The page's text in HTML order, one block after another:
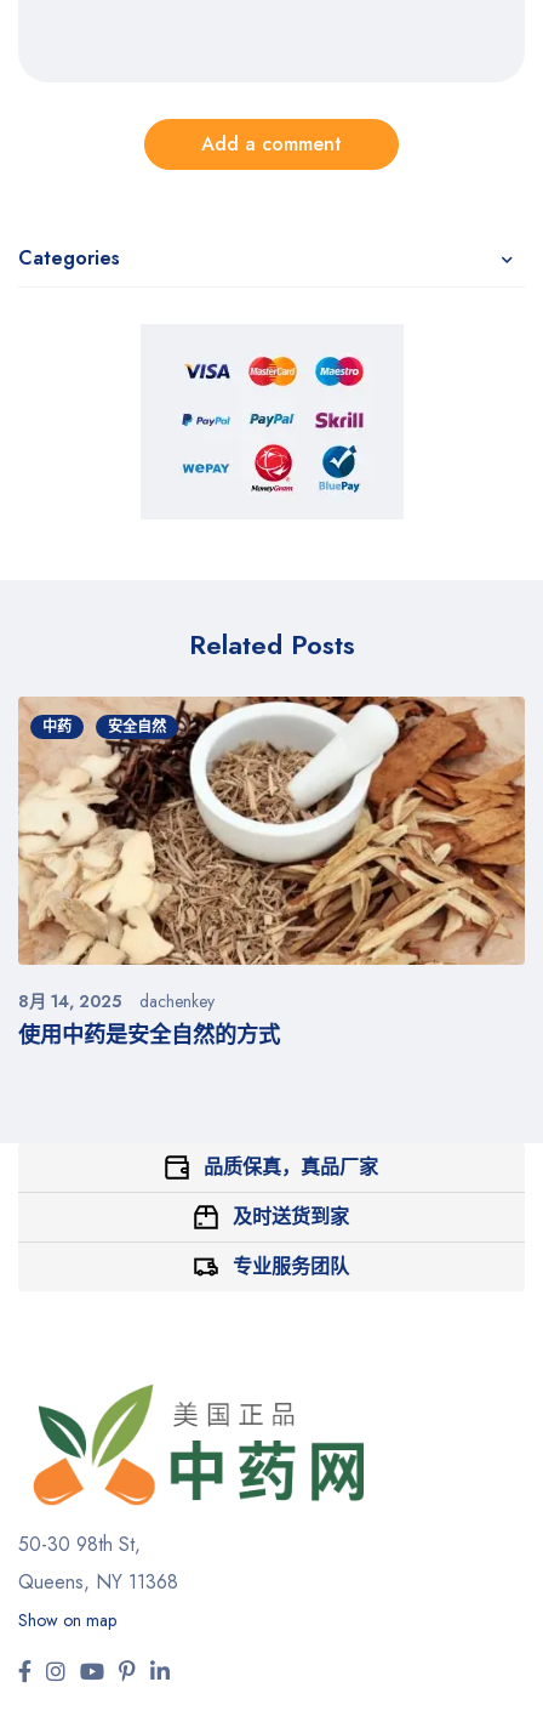
Add a comment
Categories
Related Posts
中药 安全自然
使用中药是安全自然的方式
8月 14, 2025 dachenkey
品质保真，真品厂家
及时送货到家
专业服务团队
50-30 98th St,
Queens, NY 11368
Show on map